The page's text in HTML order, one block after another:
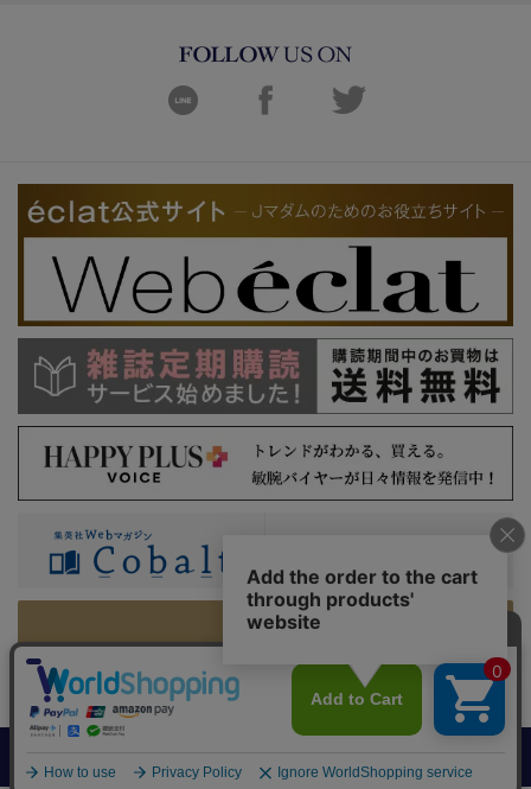
PC版を表示
利用規約 特定商取引法に基づく表示 プライバシーガイドライン